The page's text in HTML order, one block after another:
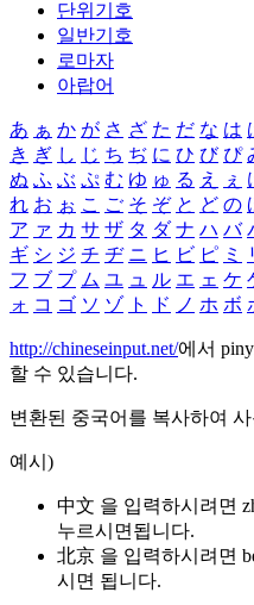
단위기호
일반기호
로마자
아랍어
あ ぁ か が さ ざ た だ な は
き ぎ し じ ち ぢ に ひ び ぴ
ぬ ふ ぶ ぷ む ゆ ゅ る え ぇ
れ お ぉ こ ご そ ぞ と ど の
ア ァ カ サ ザ タ ダ ナ ハ バ
ギ シ ジ チ ヂ ニ ヒ ビ ピ ミ
フ ブ プ ム ユ ュ ル エ ェ ケ
ォ コ ゴ ソ ゾ ト ド ノ ホ ボ
http://chineseinput.net/에서
할 수 있습니다.
변환된 중국어를 복사하여
예시)
中文 을 입력하시려면
누르시면됩니다.
北京 을 입력하시려면
시면 됩니다.